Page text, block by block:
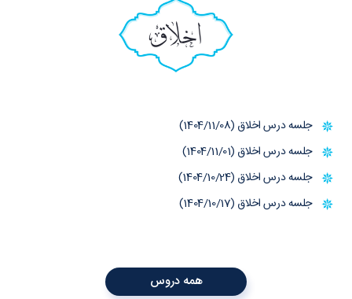
اخلاق
جلسه درس اخلاق (1404/11/08)
جلسه درس اخلاق (1404/11/01)
جلسه درس اخلاق (1404/10/24)
جلسه درس اخلاق (1404/10/17)
همه دروس